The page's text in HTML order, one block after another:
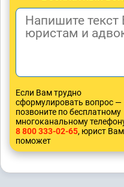
Если Вам трудно
сформулировать вопрос —
позвоните по бесплатному
многоканальному
8 800 333-02-65, юрист Вам
поможет